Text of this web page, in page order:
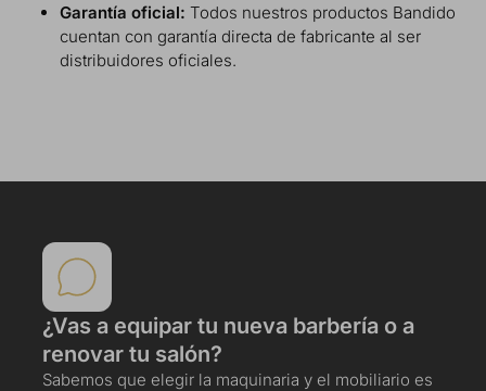
Garantía oficial: Todos nuestros productos Bandido
cuentan con garantía directa de fabricante al ser
distribuidores oficiales.
¿Vas a equipar tu nueva barbería o a
renovar tu salón?
Sabemos que elegir la maquinaria y el mobiliario es